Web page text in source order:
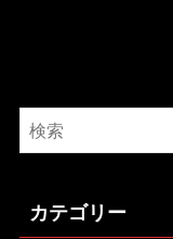
カテゴリー